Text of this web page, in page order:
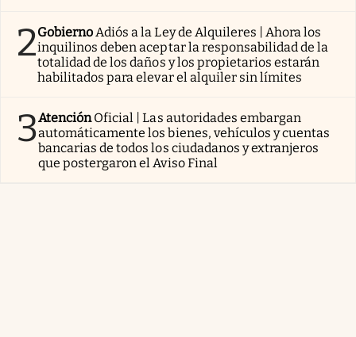
2GobiernoAdiós a la Ley de Alquileres | Ahora los
inquilinos deben aceptar la responsabilidad de la
totalidad de los daños y los propietarios estarán
habilitados para elevar el alquiler sin límites
3AtenciónOficial | Las autoridades embargan
automáticamente los bienes, vehículos y cuentas
bancarias de todos los ciudadanos y extranjeros
que postergaron el Aviso Final